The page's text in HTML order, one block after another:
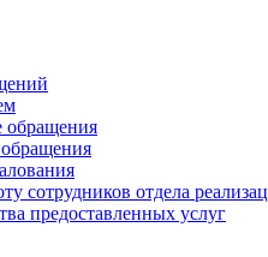
обращения
сотрудников отдела
предоставленных услуг